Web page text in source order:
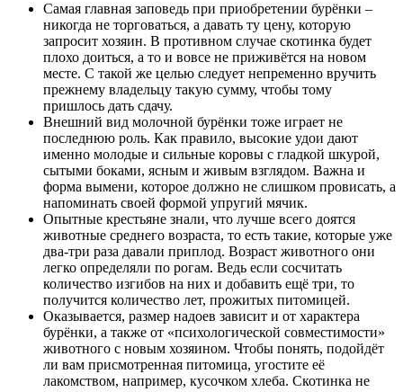
Самая главная заповедь при приобретении бурёнки –
никогда не торговаться, а давать ту цену, которую
запросит хозяин. В противном случае скотинка будет
плохо доиться, а то и вовсе не приживётся на новом
месте. С такой же целью следует непременно вручить
прежнему владельцу такую сумму, чтобы тому
пришлось дать сдачу.
Внешний вид молочной бурёнки тоже играет не
последнюю роль. Как правило, высокие удои дают
именно молодые и сильные коровы с гладкой шкурой,
сытыми боками, ясным и живым взглядом. Важна и
форма вымени, которое должно не слишком провисать, а
напоминать своей формой упругий мячик.
Опытные крестьяне знали, что лучше всего доятся
животные среднего возраста, то есть такие, которые уже
два-три раза давали приплод. Возраст животного они
легко определяли по рогам. Ведь если сосчитать
количество изгибов на них и добавить ещё три, то
получится количество лет, прожитых питомицей.
Оказывается, размер надоев зависит и от характера
бурёнки, а также от «психологической совместимости»
животного с новым хозяином. Чтобы понять, подойдёт
ли вам присмотренная питомица, угостите её
лакомством, например, кусочком хлеба. Скотинка не